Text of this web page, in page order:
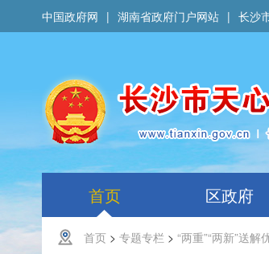
中国政府网 | 湖南省政府门户网站 | 长沙
首页 区政府
首页 > 专题专栏 > “两重”“两新”送解